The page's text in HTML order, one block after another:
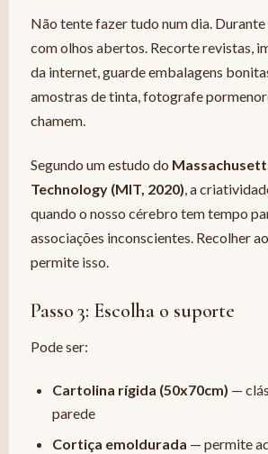
Não tente fazer tudo num dia. Durante
com olhos abertos. Recorte revistas,
da internet, guarde embalagens
amostras de tinta, fotografe
chamem.
Segundo um estudo do
Technology (MIT, 2020), a
quando o nosso cérebro tem tempo
associações inconscientes. Recolher
permite isso.
Passo 3: Escolha o suporte
Pode ser:
Cartolina rígida (50x70cm) —
parede
Cortiça emoldurada — permite